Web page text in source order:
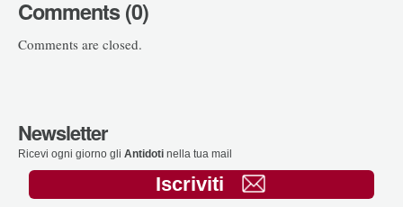
Comments (0)
Comments are closed.
Newsletter
Ricevi ogni giorno gli Antidoti nella tua mail
Iscriviti